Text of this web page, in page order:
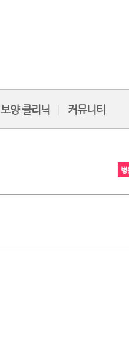
보양 클리닉 커뮤니티
병